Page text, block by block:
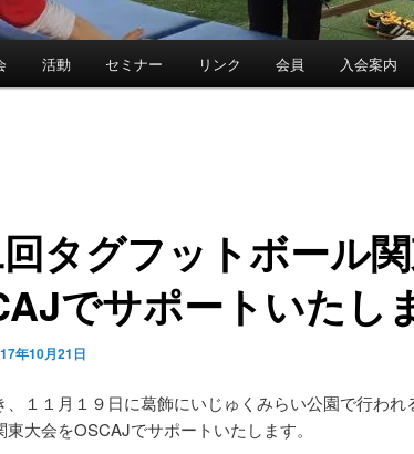
活動 セミナー リンク 会員 入会案内
タグフットボール
でサポートいたし
年10月21日
、１１月１９日に葛飾にいじゅくみらい公園で行われ
大会をOSCAJでサポートいたします。